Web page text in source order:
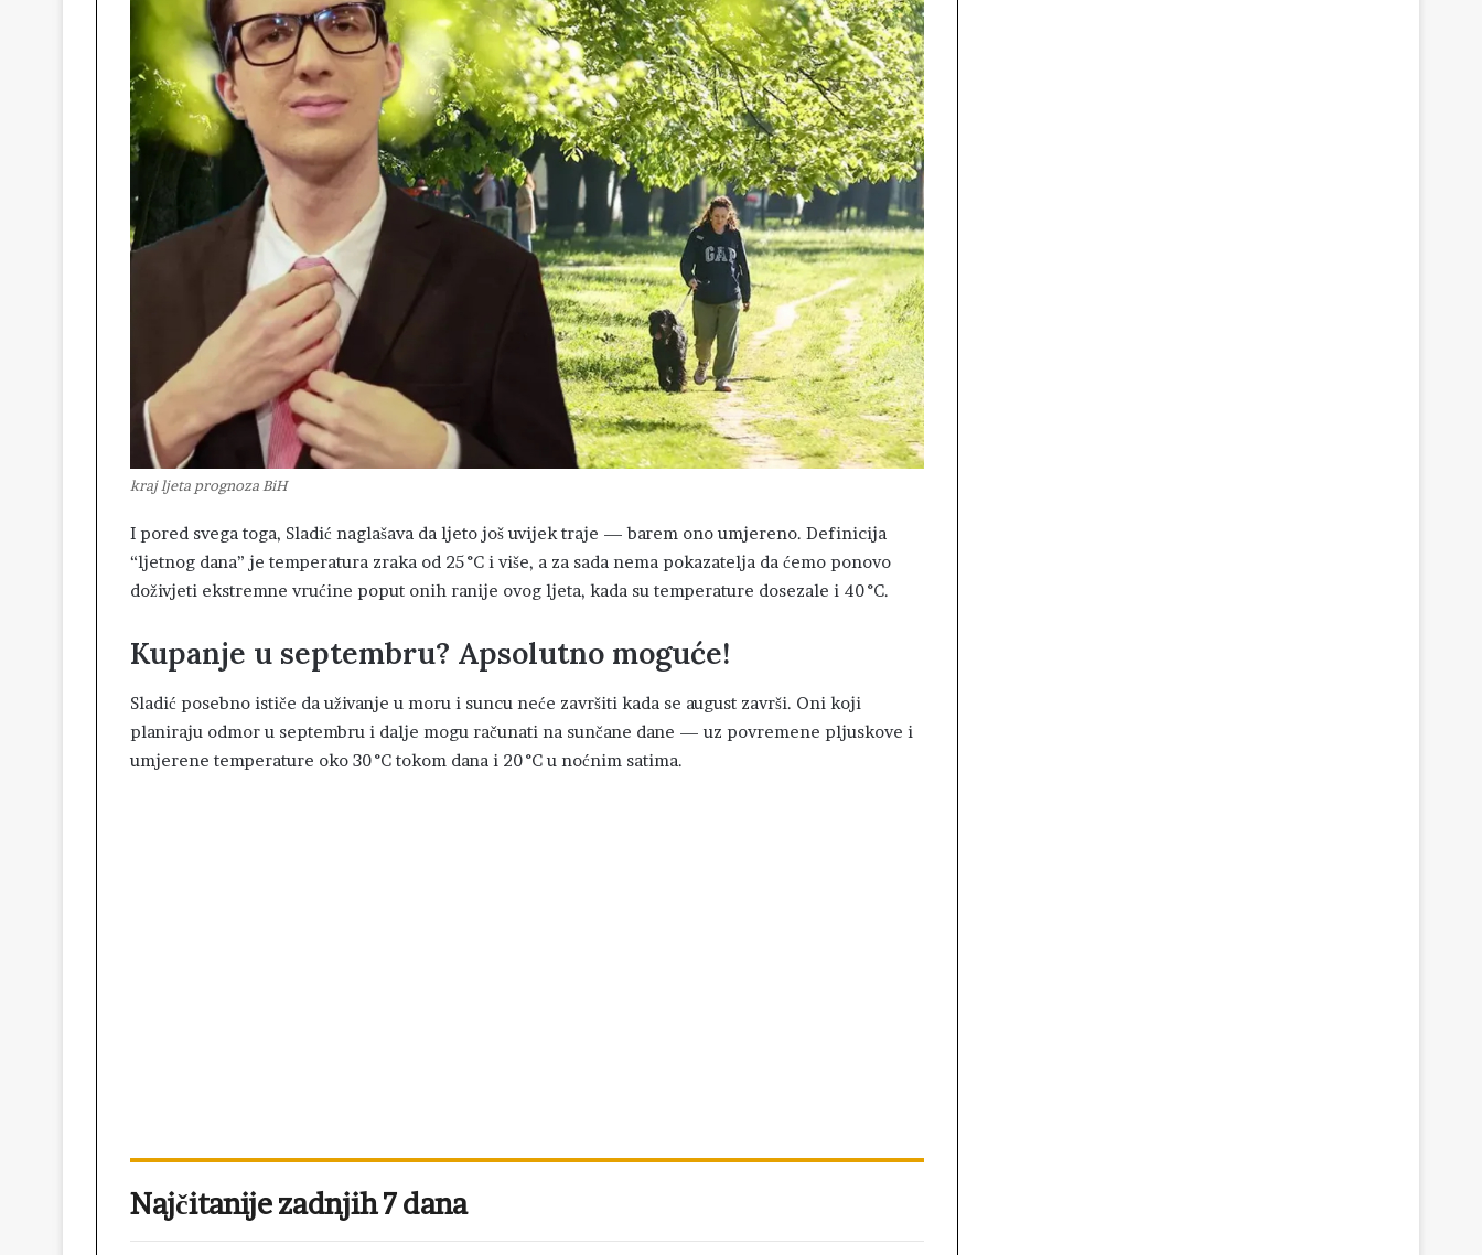
kraj ljeta prognoza BiH
I pored svega toga, Sladić naglašava da ljeto još uvijek traje — barem ono umjereno. Definicija
“ljetnog dana” je temperatura zraka od 25 °C i više, a za sada nema pokazatelja da ćemo ponovo
doživjeti ekstremne vrućine poput onih ranije ovog ljeta, kada su temperature dosezale i 40 °C.
Kupanje u septembru? Apsolutno moguće!
Sladić posebno ističe da uživanje u moru i suncu neće završiti kada se august završi. Oni koji
planiraju odmor u septembru i dalje mogu računati na sunčane dane — uz povremene pljuskove i
umjerene temperature oko 30 °C tokom dana i 20 °C u noćnim satima.
Najčitanije zadnjih 7 dana